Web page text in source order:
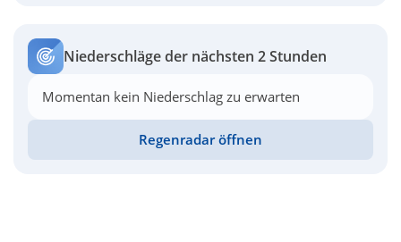
Niederschläge der nächsten 2 Stunden
Momentan kein Niederschlag zu erwarten
Regenradar öffnen